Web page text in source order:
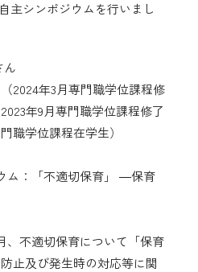
主シンポジウムを行いまし
ん
2024年3月専門職学位課程修
年9月専門職学位課程修了
職学位課程在学生）
ム：「不適切保育」 ―保育
、不適切保育について「保育
止及び発生時の対応等に関